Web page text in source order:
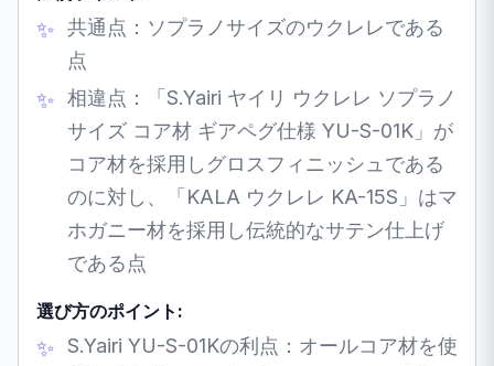
共通点：ソプラノサイズのウクレレである
点
相違点：「S.Yairi ヤイリ ウクレレ ソプラノ
サイズ コア材 ギアペグ仕様 YU-S-01K」が
コア材を採用しグロスフィニッシュである
のに対し、「KALA ウクレレ KA-15S」はマ
ホガニー材を採用し伝統的なサテン仕上げ
である点
選び方のポイント:
S.Yairi YU-S-01Kの利点：オールコア材を使